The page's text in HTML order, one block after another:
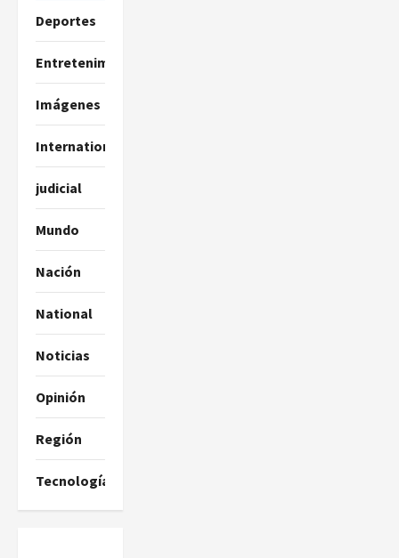
Deportes
Entretenimiento
Imágenes
International
judicial
Mundo
Nación
National
Noticias
Opinión
Región
Tecnología